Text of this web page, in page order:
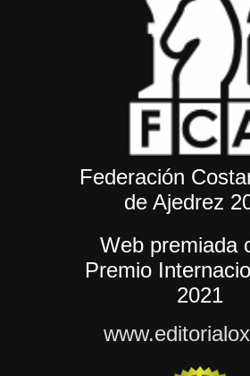
Federación
de Ajedrez
Web premiada
Premio
2021